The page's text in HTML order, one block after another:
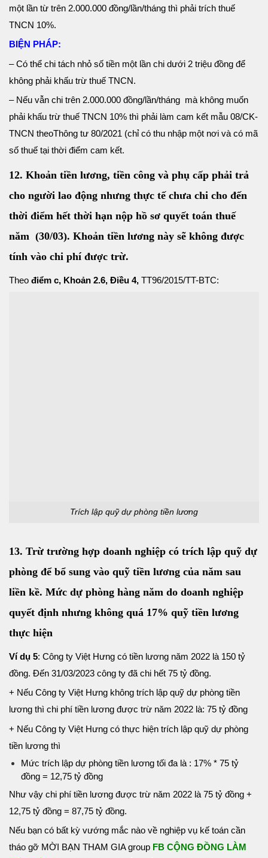
một lần từ trên 2.000.000 đồng/lần/tháng thì phải trích thuế
TNCN 10%.
BIỆN PHÁP:
– Có thể chi tách nhỏ số tiền một lần chi dưới 2 triệu đồng để
không phải khấu trừ thuế TNCN.
– Nếu vẫn chi trên 2.000.000 đồng/lần/tháng mà không muốn
phải khấu trừ thuế TNCN 10% thì phải làm cam kết mẫu 08/CK-
TNCN theoThông tư 80/2021 (chỉ có thu nhập một nơi và có mã
số thuế tại thời điểm cam kết.
12. Khoản tiền lương, tiền công và phụ cấp phải trả
cho người lao động nhưng thực tế chưa chi cho đến
thời điểm hết thời hạn nộp hồ sơ quyết toán thuế
năm (30/03). Khoản tiền lương này sẽ không được
tính vào chi phí được trừ.
Theo điểm c, Khoản 2.6, Điều 4, TT96/2015/TT-BTC:
Trích lập quỹ dự phòng tiền lương
13. Trừ trường hợp doanh nghiệp có trích lập quỹ dự
phòng để bổ sung vào quỹ tiền lương của năm sau
liền kề. Mức dự phòng hàng năm do doanh nghiệp
quyết định nhưng không quá 17% quỹ tiền lương
thực hiện
Ví dụ 5: Công ty Việt Hưng có tiền lương năm 2022 là 150 tỷ
đồng. Đến 31/03/2023 công ty đã chi hết 75 tỷ đồng.
+ Nếu Công ty Việt Hưng không trích lập quỹ dự phòng tiền
lương thì chi phí tiền lương được trừ năm 2022 là: 75 tỷ đồng
+ Nếu Công ty Việt Hưng có thực hiện trích lập quỹ dự phòng
tiền lương thì
Mức trích lập dự phòng tiền lương tối đa là : 17% * 75 tỷ
đồng = 12,75 tỷ đồng
Như vậy chi phí tiền lương được trừ năm 2022 là 75 tỷ đồng +
12,75 tỷ đồng = 87,75 tỷ đồng.
Nếu bạn có bất kỳ vướng mắc nào về nghiệp vụ kế toán cần
tháo gỡ MỜI BẠN THAM GIA group FB CỘNG ĐỒNG LÀM